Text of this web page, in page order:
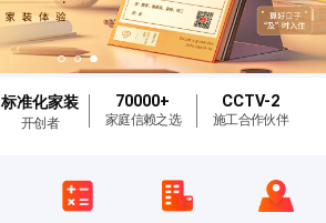
标准化家装
开创者
70000+
家庭信赖之选
CCTV-2
施工合作伙伴